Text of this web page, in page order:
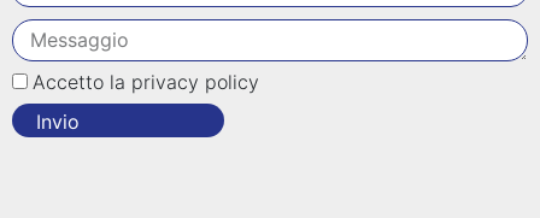
Accetto la privacy policy
Invio